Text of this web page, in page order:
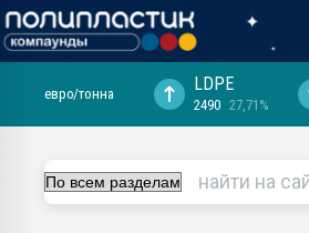
28.07.2026 "Технониколь" довольна
евро/тонна LDPE
2490 27,71%